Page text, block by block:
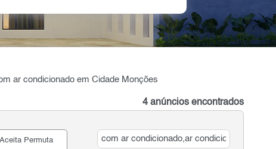
ar condicionado em Cidade Monções
4 anúncios encontrados
Aceita Permuta